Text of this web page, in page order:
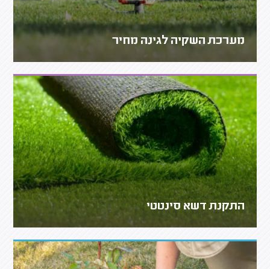
מערכת השקיה לגינה מחיר
התקנת דשא סינטטי